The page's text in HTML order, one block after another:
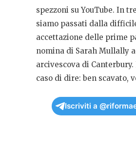
spezzoni su YouTube. In
siamo passati dalla
accettazione delle prime
nomina di Sarah Mullally
arcivescova di
caso di dire: ben scavato,
Iscriviti a